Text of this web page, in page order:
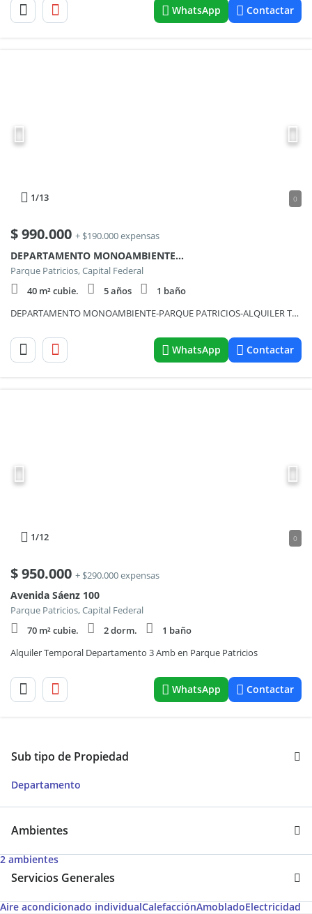
WhatsApp Contactar
1/13 0
$990.000 + $190.000 expensas
DEPARTAMENTO MONOAMBIENTE-PARQUE PATRICIOS-ALQUILER TEMPORAL
Parque Patricios, Capital Federal
40 m² cubie.
5 años
1 baño
DEPARTAMENTO MONOAMBIENTE-PARQUE PATRICIOS-ALQUILER TEMPORAL
WhatsApp Contactar
1/12 0
$950.000 + $290.000 expensas
Avenida Sáenz 100
Parque Patricios, Capital Federal
70 m² cubie.
2 dorm.
1 baño
Alquiler Temporal Departamento 3 Amb en Parque Patricios
WhatsApp Contactar
Sub tipo de Propiedad
Departamento
Ambientes
2 ambientes
Servicios Generales
Aire acondicionado individualCalefacciónAmobladoElectricidad